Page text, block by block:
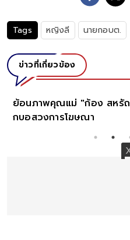
Tags หญิงลี นายกอบต.
ข่าวที่เกี่ยวข้อง
ย้อนภาพคุณแม่ "ก้อง สหรั
กบอสวงการโฆษณา